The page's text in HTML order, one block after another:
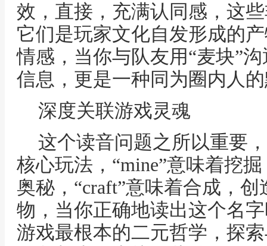
效，直接，充满认同感，这
它们是玩家文化自发形成的
情感，当你与队友用“麦块”
信息，更是一种同为圈内人
深度关联游戏灵魂
这个读音问题之所以重要
核心玩法，“mine”意味着挖
奥秘，“craft”意味着合成，
物，当你正确地读出这个名
游戏最根本的二元哲学，探